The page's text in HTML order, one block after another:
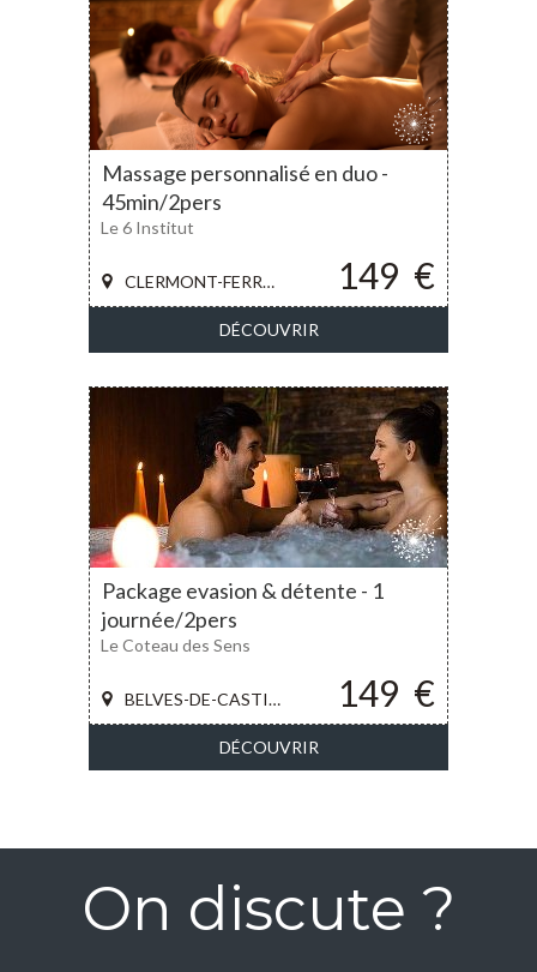
Massage personnalisé en duo -
45min/2pers
149 €
CLERMONT-FERRAND
Le 6 Institut
DÉCOUVRIR
Package evasion & détente - 1
journée/2pers
149 €
BELVES-DE-CASTILLON
Le Coteau des Sens
DÉCOUVRIR
On discute ?